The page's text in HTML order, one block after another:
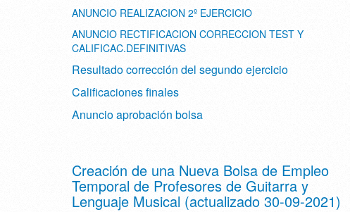
ANUNCIO REALIZACION 2º EJERCICIO
ANUNCIO RECTIFICACION CORRECCION TEST Y
CALIFICAC.DEFINITIVAS
Resultado corrección del segundo ejercicio
Calificaciones finales
Anuncio aprobación bolsa
Creación de una Nueva Bolsa de Empleo
Temporal de Profesores de Guitarra y
Lenguaje Musical (actualizado 30-09-2021)